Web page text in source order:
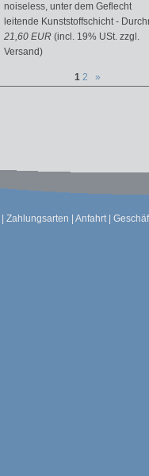
noiseless, unter dem Geflecht
leitende Kunststoffschicht -
21,60 EUR (incl. 19% USt. zzgl.
Versand)
1 2 »
Zahlungsarten Anfahrt|